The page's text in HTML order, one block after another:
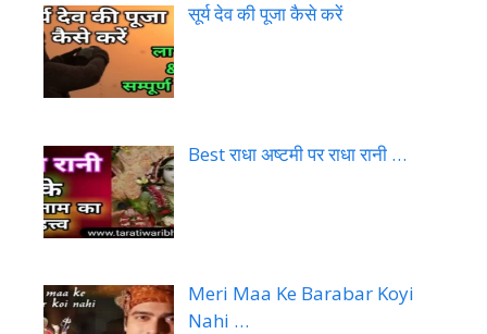
सूर्य देव की पूजा कैसे करें
Best राधा अष्टमी पर राधा रानी …
Meri Maa Ke Barabar Koyi
Nahi …